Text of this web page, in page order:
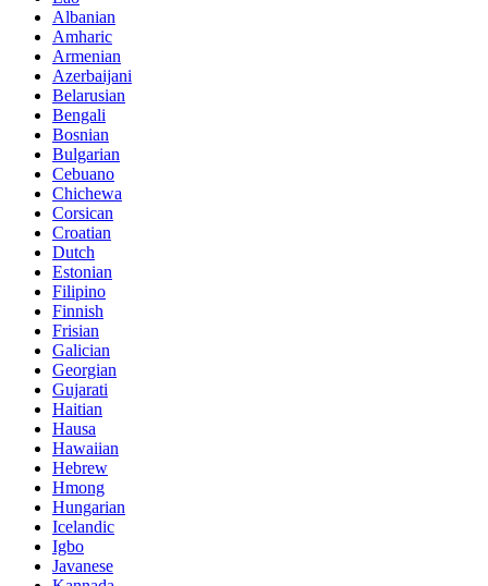
Albanian
Amharic
Armenian
Azerbaijani
Belarusian
Bengali
Bosnian
Bulgarian
Cebuano
Chichewa
Corsican
Croatian
Dutch
Estonian
Filipino
Finnish
Frisian
Galician
Georgian
Gujarati
Haitian
Hausa
Hawaiian
Hebrew
Hmong
Hungarian
Icelandic
Igbo
Javanese